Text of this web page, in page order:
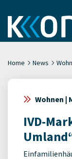
Home News
Wohnen |
IVD-